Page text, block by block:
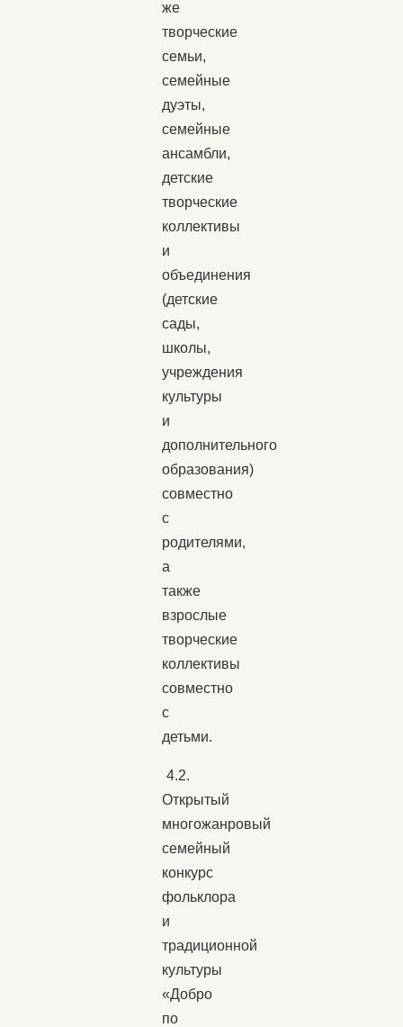
же
творческие
семьи,
семейные
дуэты,
семейные
ансамбли,
детские
творческие
коллективы
и
объединения
(детские
сады,
школы,
учреждения
культуры
и
дополнительного
образования)
совместно
с
родителями,
а
также
взрослые
творческие
коллективы
совместно
с
детьми.
4.2.
Открытый
многожанровый
семейный
конкурс
фольклора
и
традиционной
культуры
«Добро
по